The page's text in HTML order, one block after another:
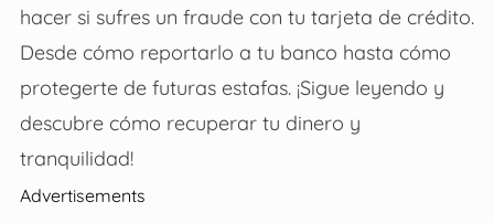
hacer si sufres un fraude con tu tarjeta de crédito.
Desde cómo reportarlo a tu banco hasta cómo
protegerte de futuras estafas. ¡Sigue leyendo y
descubre cómo recuperar tu dinero y
tranquilidad!
Advertisements